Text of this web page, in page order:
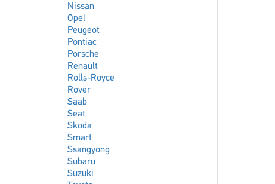
Nissan
Opel
Peugeot
Pontiac
Porsche
Renault
Rolls-Royce
Rover
Saab
Seat
Skoda
Smart
Ssangyong
Subaru
Suzuki